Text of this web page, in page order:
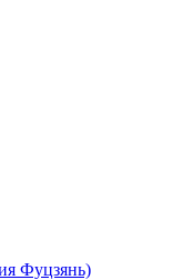
Фуцзянь)